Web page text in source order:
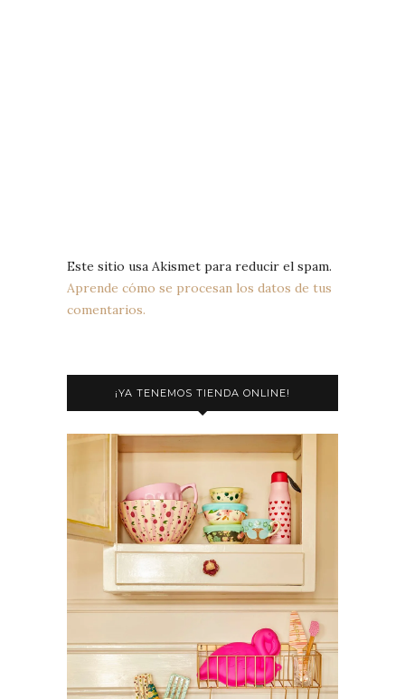
Este sitio usa Akismet para reducir el spam.
Aprende cómo se procesan los datos de tus
comentarios.
¡YA TENEMOS TIENDA ONLINE!